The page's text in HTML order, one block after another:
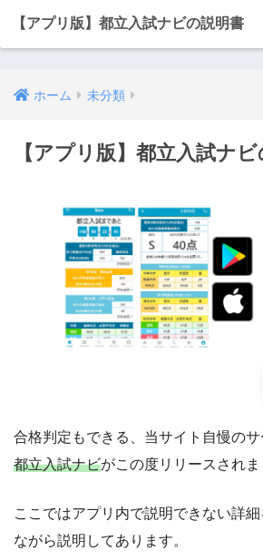
【アプリ版】都立入試ナビの説明書
ホーム 未分類
【アプリ版】都立入試ナ
合格判定もできる、当サイト自慢のサ
都立入試ナビがこの度リリースされま
ここではアプリ内で説明できない詳
ながら説明してあります。